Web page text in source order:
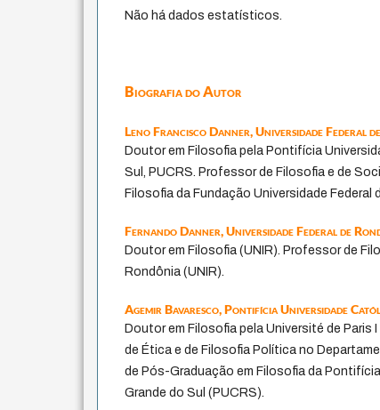
Não há dados estatísticos.
Biografia do Autor
Leno Francisco Danner,Universidade Federal
Doutor em Filosofia pela Pontifícia
Sul, PUCRS. Professor de Filosofia e de
Filosofia da Fundação Universidade Federal
Fernando Danner,Universidade Federal de
Doutor em Filosofia (UNIR). Professor de
Rondônia (UNIR).
Agemir Bavaresco,Pontifícia Universidade
Doutor em Filosofia pela Université de
de Ética e de Filosofia Política no
de Pós-Graduação em Filosofia da
Grande do Sul (PUCRS).